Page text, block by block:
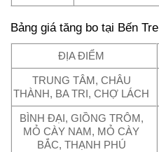
Bảng giá tăng bo tại Bến Tre
ĐỊA ĐIỂM
TRUNG TÂM, CHÂU
THÀNH, BA TRI, CHỢ LÁCH
BÌNH ĐẠI, GIỒNG TRÔM,
MỎ CÀY NAM, MỎ CÀY
BẮC, THẠNH PHÚ